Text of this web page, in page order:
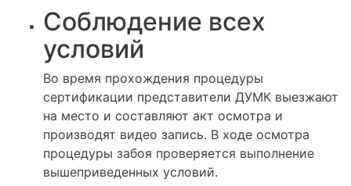
Соблюдение всех
условий
Во время прохождения процедуры
сертификации представители ДУМК выезжают
на место и составляют акт осмотра и
производят видео запись. В ходе осмотра
процедуры забоя проверяется выполнение
вышеприведенных условий.